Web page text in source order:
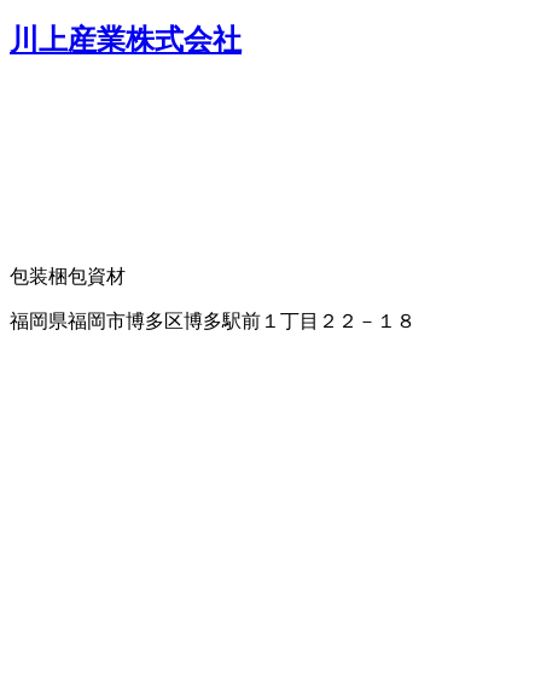
川上産業株式会社
包装梱包資材
福岡県福岡市博多区博多駅前１丁目２２－１８